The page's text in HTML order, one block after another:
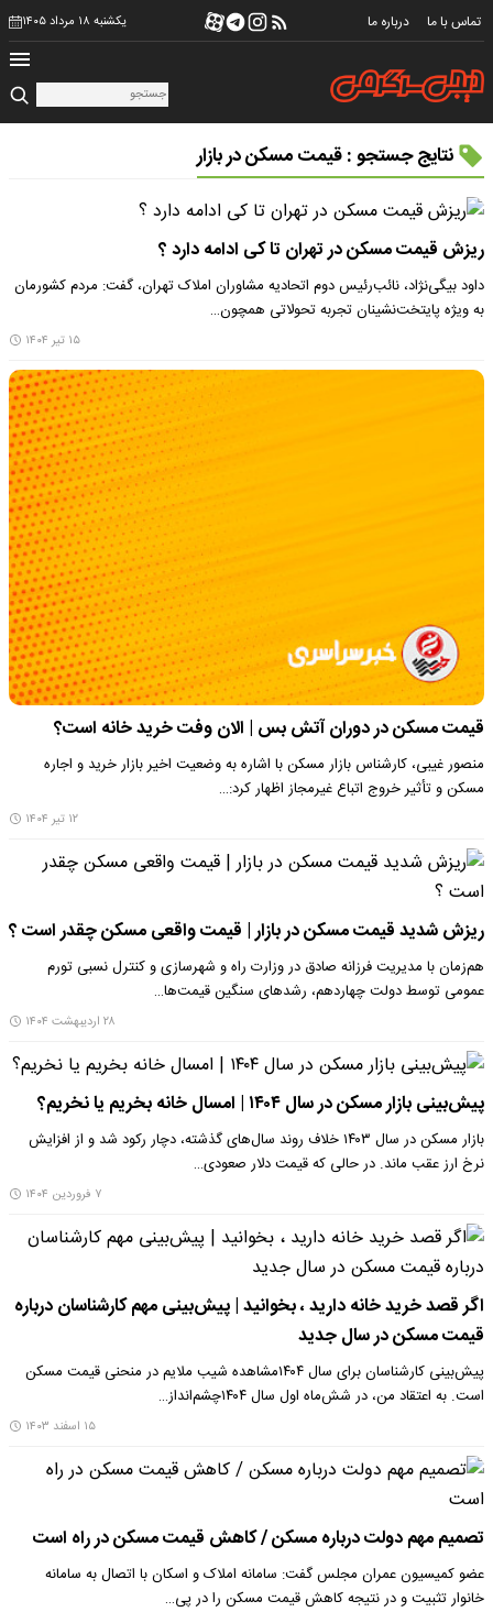
تماس با ما درباره ما یکشنبه ۱۸ مرداد ۱۴۰۵
نتایج جستجو : قیمت مسکن در بازار
ریزش قیمت مسکن در تهران تا کی ادامه دارد ؟
داود بیگی‌نژاد، نائب‌رئیس دوم اتحادیه مشاوران املاک تهران، گفت: مردم کشورمان
به ویژه پایتخت‌نشینان تجربه تحولاتی همچون…
۱۵ تیر ۱۴۰۴
قیمت مسکن در دوران آتش بس | الان وفت خرید خانه است؟
منصور غیبی، کارشناس بازار مسکن با اشاره به وضعیت اخیر بازار خرید و اجاره
مسکن و تأثیر خروج اتباع غیرمجاز اظهار کرد:…
۱۲ تیر ۱۴۰۴
ریزش شدید قیمت‌ مسکن در بازار | قیمت واقعی مسکن چقدر است ؟
هم‌زمان با مدیریت فرزانه صادق در وزارت راه و شهرسازی و کنترل نسبی تورم
عمومی توسط دولت چهاردهم، رشدهای سنگین قیمت‌ها…
۲۸ اردیبهشت ۱۴۰۴
پیش‌بینی بازار مسکن در سال ۱۴۰۴ | امسال خانه بخریم یا نخریم؟
بازار مسکن در سال ۱۴۰۳ خلاف روند سال‌های گذشته، دچار رکود شد و از افزایش
نرخ ارز عقب ماند. در حالی که قیمت دلار صعودی…
۷ فروردین ۱۴۰۴
اگر قصد خرید خانه دارید ، بخوانید | پیش‌بینی مهم کارشناسان درباره
قیمت مسکن در سال جدید
پیش‌بینی کارشناسان برای سال ۱۴۰۴مشاهده شیب ملایم در منحنی قیمت مسکن
است. به اعتقاد من، در شش‌ماه اول سال ۱۴۰۴چشم‌انداز…
۱۵ اسفند ۱۴۰۳
تصمیم مهم دولت درباره مسکن / کاهش قیمت مسکن در راه است
عضو کمیسیون عمران مجلس گفت: سامانه املاک و اسکان با اتصال به سامانه
خانوار تثبیت و در نتیجه کاهش قیمت مسکن را در پی…